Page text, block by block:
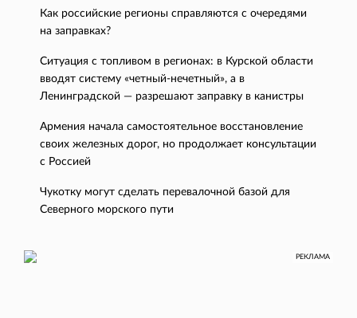
Как российские регионы справляются с очередями
на заправках?
Ситуация с топливом в регионах: в Курской области
вводят систему «четный-нечетный», а в
Ленинградской — разрешают заправку в канистры
Армения начала самостоятельное восстановление
своих железных дорог, но продолжает консультации
с Россией
Чукотку могут сделать перевалочной базой для
Северного морского пути
РЕКЛАМА